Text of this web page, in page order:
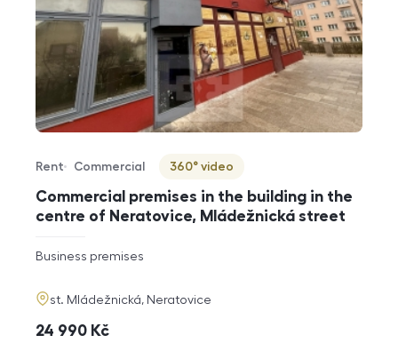
Commercial premises in the building in the
centre of Neratovice, Mládežnická street
Offer type
Rent
Property type
Commercial
Virtuální prohlídka
360° video
rozměry
disposition
Business premises
adresa
st. Mládežnická, Neratovice
cena
24 990 Kč